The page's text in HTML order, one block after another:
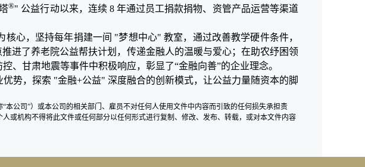
®" 公益行动以来，连续 8 年通过员工捐款捐物、资管产品运营等渠道
核心，坚持每年捐建一间 "梦想中心" 教室，通过改善教学硬件条件，
进了养老院公益帮扶计划，传递金融人的温暖与爱心；在助农纾困领
、甘肃地震等事件中积极响应， 彰显了“金融向善”的企业理念。
势，探索 "金融+公益" 深度融合的创新模式，让公益力量随资本的脚
“本公司”）或本公司的相关部门、雇员不对任何人使用文件中内容而引致的任何损失承担责
或机构不得将此文件或任何部分以任何形式进行复制、修改、发布、转载，或对本文件内容